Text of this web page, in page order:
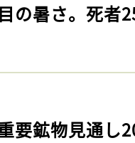
の暑さ。死者
要鉱物見通